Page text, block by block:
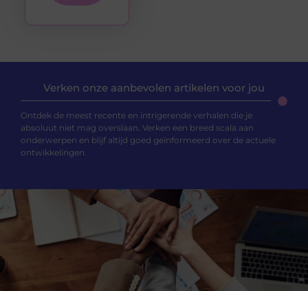
Verken onze aanbevolen artikelen voor jou
Ontdek de meest recente en intrigerende verhalen die je
absoluut niet mag overslaan. Verken een breed scala aan
onderwerpen en blijf altijd goed geïnformeerd over de actuele
ontwikkelingen.